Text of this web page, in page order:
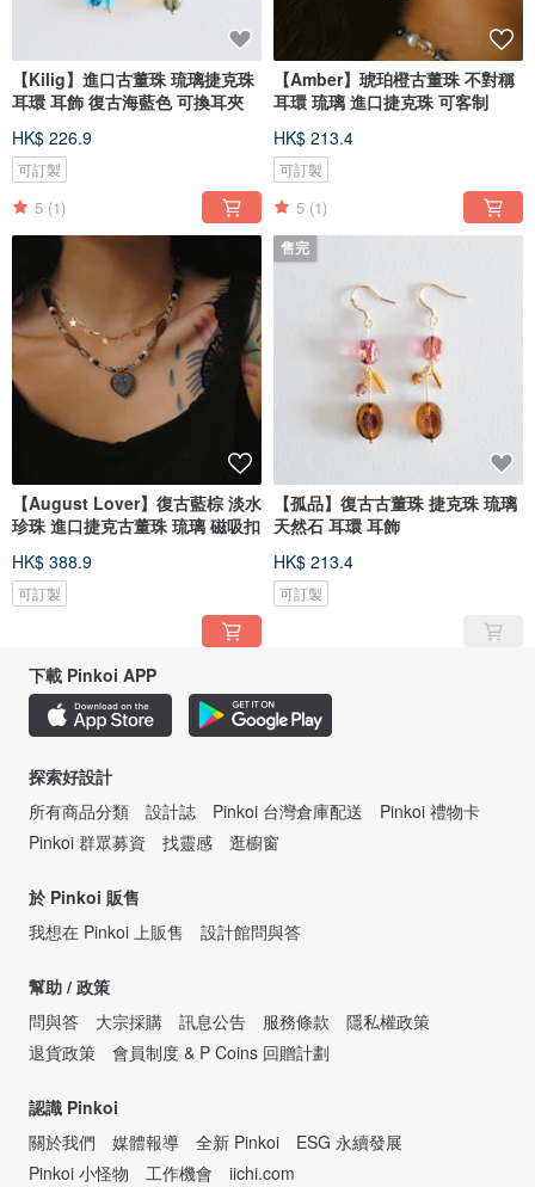
【Kilig】進口古董珠 琉璃捷克珠
耳環 耳飾 復古海藍色 可換耳夾
HK$ 226.9
可訂製
5 (1)
【Amber】琥珀橙古董珠 不對稱
耳環 琉璃 進口捷克珠 可客制
HK$ 213.4
可訂製
5 (1)
【August Lover】復古藍棕 淡水
珍珠 進口捷克古董珠 琉璃 磁吸扣
HK$ 388.9
可訂製
售完
【孤品】復古古董珠 捷克珠 琉璃
天然石 耳環 耳飾
HK$ 213.4
可訂製
下載 Pinkoi APP
探索好設計
所有商品分類
設計誌 Pinkoi 台灣倉庫配送
Pinkoi 禮物卡
Pinkoi 群眾募資
找靈感 逛櫥窗
於 Pinkoi 販售
我想在 Pinkoi 上販售
設計館問與答
幫助 / 政策
問與答
大宗採購 訊息公告 服務條款
隱私權政策
退貨政策
會員制度 & P Coins 回贈計劃
認識 Pinkoi
關於我們
媒體報導 全新 Pinkoi
ESG 永續發展
Pinkoi 小怪物
工作機會 iichi.com